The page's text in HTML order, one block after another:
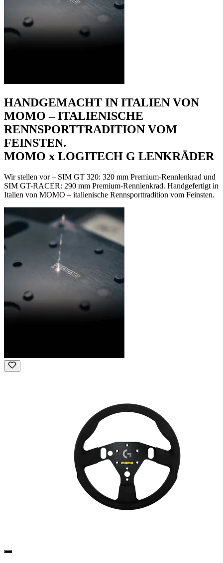
HANDGEMACHT IN ITALIEN VON
MOMO – ITALIENISCHE
RENNSPORTTRADITION VOM
FEINSTEN.
MOMO x LOGITECH G LENKRÄDER
Wir stellen vor – SIM GT 320: 320 mm Premium-Rennlenkrad und
SIM GT-RACER: 290 mm Premium-Rennlenkrad. Handgefertigt in
Italien von MOMO – italienische Rennsporttradition vom Feinsten.